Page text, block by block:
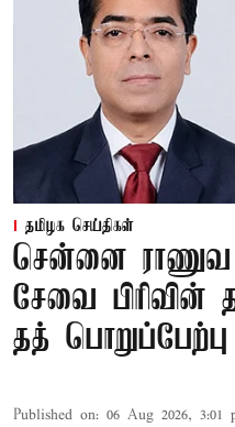
தமிழக செய்திகள்
சென்னை ராணுவ
சேவை
தத் பொறுப்பேற்பு
Published on: 06 Aug 2026, 3:01